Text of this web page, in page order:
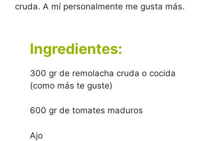
cruda. A mí personalmente me gusta más.
Ingredientes:
300 gr de remolacha cruda o cocida
(como más te guste)
600 gr de tomates maduros
Ajo